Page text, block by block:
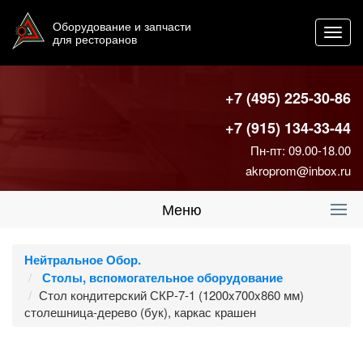
Оборудование и запчасти
для ресторанов
+7 (495) 225-30-86
+7 (915) 134-33-44
Пн-пт: 09.00-18.00
akroprom@inbox.ru
Меню
Нейтральное Обор.
Столы, вспомогательное оборудование
Стол кондитерский СКР-7-1 (1200x700x860 мм)
столешница-дерево (бук), каркас крашен